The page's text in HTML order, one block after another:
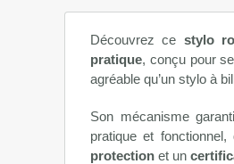
Découvrez ce stylo
pratique, conçu pour
agréable qu’un stylo à
Son mécanisme
pratique et
protection et un